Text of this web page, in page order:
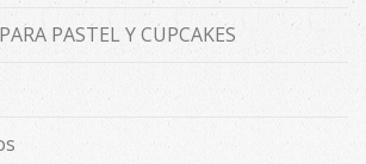
PASTEL Y CUPCAKES